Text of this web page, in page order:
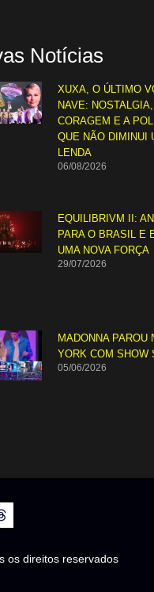
Notícias
XUXA, O ÚLTIMO
NAVE: NOSTALGIA,
CORAGEM E A
QUE NÃO DIMINUI
LENDA
06/08/2026
EQUILIBRIVM II:
PARA O BRASIL E
UMA NOVA FORÇA
29/07/2026
MADONNA PAROU
YORK COM SHOW
05/06/2026
os direitos reservados